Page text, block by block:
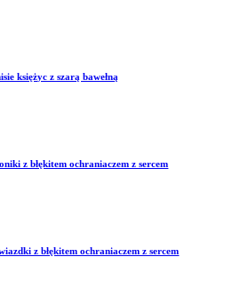
księżyc z szarą bawełną
z błękitem ochraniaczem z sercem
z błękitem ochraniaczem z sercem